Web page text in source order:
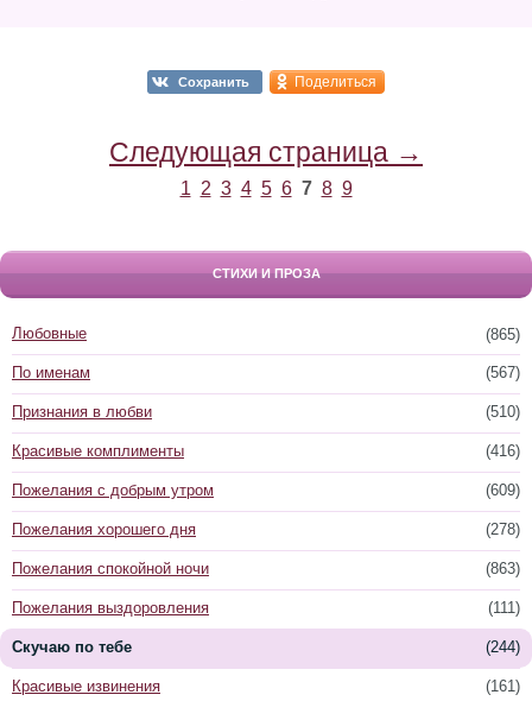
Сохранить Поделиться
Следующая страница →
1 2 3 4 5 6 7 8 9
СТИХИ И ПРОЗА
(865)
Любовные
(567)
По именам
(510)
Признания в любви
(416)
Красивые комплименты
(609)
Пожелания с добрым утром
(278)
Пожелания хорошего дня
(863)
Пожелания спокойной ночи
(111)
Пожелания выздоровления
(244)
Скучаю по тебе
(161)
Красивые извинения